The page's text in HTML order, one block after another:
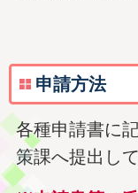
申請方法
各種申請書に
策課へ提出し